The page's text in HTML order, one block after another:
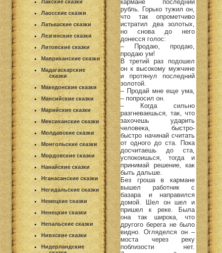
Лакские сказки
Лаосские сказки
Латышские сказки
Лезгинские сказки
Литовские сказки
Мавриканские сказки
Мадагаскарские
сказки
Македонские сказки
Мансийские сказки
Марийские сказки
Мексиканские сказки
Молдавские сказки
Монгольские сказки
Мордовские сказки
Нанайские сказки
Нганасанские сказки
Негидальские сказки
Немецкие сказки
Ненецкие сказки
Непальские сказки
Нивхские сказки
Нидерландские
кармане последний
рубль. Горько тужил он,
что так опрометчиво
истратил два золотых,
но снова до него
донесся голос:
– Продаю, продаю,
продаю ум!
В третий раз подошел
он к высокому мужчине
и протянул последний
золотой.
– Продай мне еще ума,
– попросил он.
– Когда сильно
разгневаешься, так, что
захочешь ударить
человека, быстро-
быстро начинай считать
от одного до ста. Пока
досчитаешь до ста,
успокоишься, тогда и
принимай решение, как
быть дальше.
Без гроша в кармане
вышел работник с
базара и направился
домой. Шел он шел и
пришел к реке. Была
она так широка, что
другого берега не было
видно. Огляделся он –
моста через реку
поблизости нет.